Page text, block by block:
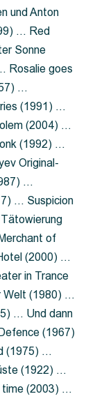
und Anton
… Red
Sonne
Rosalie goes
…
(1991) …
(2004) …
(1992) …
Original-
…
… Suspicion
of
(2000) …
in Trance
Welt (1980) …
… Und dann
(1967)
(1975) …
(1922) …
(2003) …